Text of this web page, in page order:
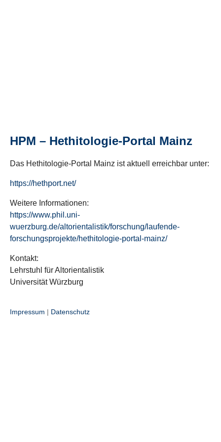
HPM – Hethitologie-Portal Mainz
Das Hethitologie-Portal Mainz ist aktuell erreichbar unter:
https://hethport.net/
Weitere Informationen:
https://www.phil.uni-
wuerzburg.de/altorientalistik/forschung/laufende-
forschungsprojekte/hethitologie-portal-mainz/
Kontakt:
Lehrstuhl für Altorientalistik
Universität Würzburg
Impressum | Datenschutz